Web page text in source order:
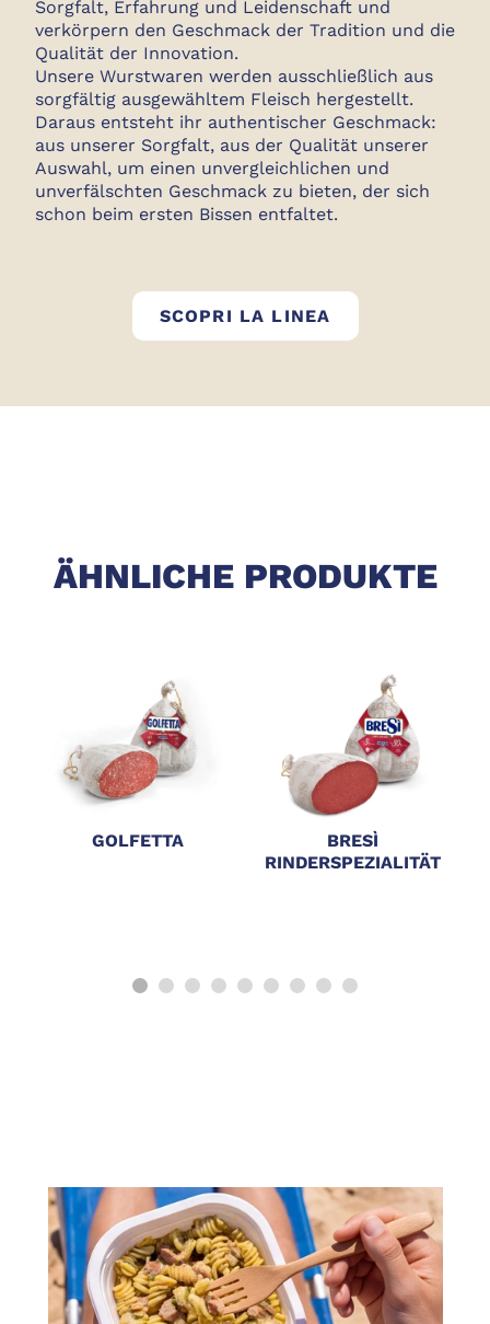
Sorgfalt, Erfahrung und Leidenschaft und
verkörpern den Geschmack der Tradition und die
Qualität der Innovation.
Unsere Wurstwaren werden ausschließlich aus
sorgfältig ausgewähltem Fleisch hergestellt.
Daraus entsteht ihr authentischer Geschmack:
aus unserer Sorgfalt, aus der Qualität unserer
Auswahl, um einen unvergleichlichen und
unverfälschten Geschmack zu bieten, der sich
schon beim ersten Bissen entfaltet.
SCOPRI LA LINEA
ÄHNLICHE PRODUKTE
GOLFETTA
BRESÌ
RINDERSPEZIALITÄT